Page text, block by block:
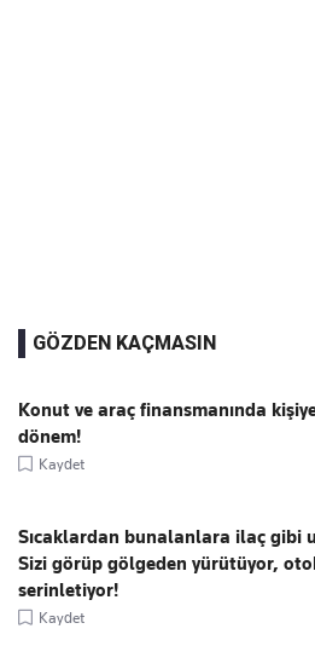
GÖZDEN KAÇMASIN
Konut ve araç finansmanında
dönem!
Kaydet
Sıcaklardan bunalanlara ilaç gibi
Sizi görüp gölgeden yürütüyor,
serinletiyor!
Kaydet